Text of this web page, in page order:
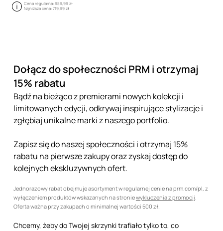
Cena regularna:989,99 zł
Najniższa cena:719,99 zł
Dołącz do społeczności PRM i otrzymaj
15% rabatu
Bądź na bieżąco z premierami nowych kolekcji i
limitowanych edycji, odkrywaj inspirujące stylizacje i
zgłębiaj unikalne marki z naszego portfolio.
Zapisz się do naszej społeczności i otrzymaj 15%
rabatu na pierwsze zakupy oraz zyskaj dostęp do
kolejnych ekskluzywnych ofert.
Jednorazowy rabat obejmuje asortyment w regularnej cenie na prm.com/pl, z
wyłączeniem produktów wskazanych na stroniewykluczenia z promocji.
Oferta ważna przy zakupach o minimalnej wartości 500 zł.
Chcemy, żeby do Twojej skrzynki trafiało tylko to, co